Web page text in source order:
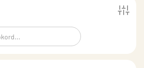
Filtrera